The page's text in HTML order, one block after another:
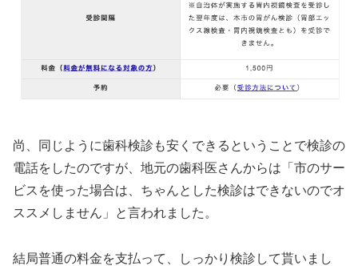
尚、同じように歯科検診も安くできるということで検診の
電話をしたのですが、地元の歯科医さんからは「市のサー
ビスを使った場合は、ちゃんとした検診はできないのでオ
ススメしません」と言われました。
結局普通の料金を支払って、しっかり検診して貰いまし